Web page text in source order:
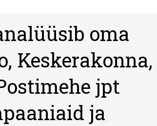
oma
Keskerakonna,
jpt
ja